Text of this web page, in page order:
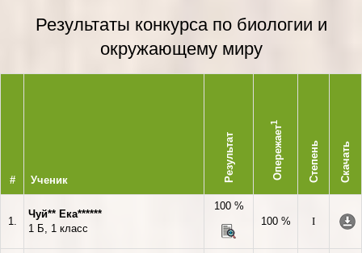
Результаты конкурса по биологии и
окружающему миру
# Ученик Результат Опережает
1
Степень Скачать
1.
Чуй** Ека******
1 Б, 1 класс
100 %
100 %
I